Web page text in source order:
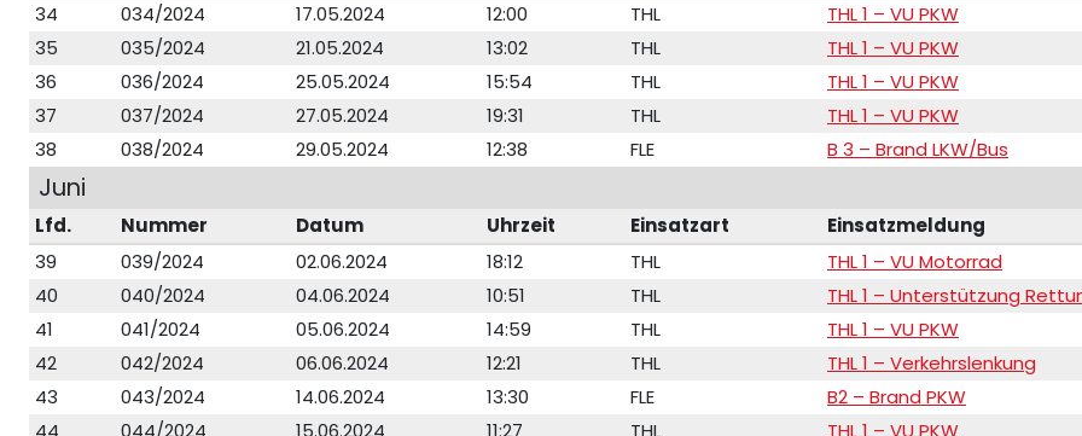
34
034/2024 17.05.2024 12:00 THL
THL 1 – VU PKW
35
035/2024 21.05.2024 13:02 THL
THL 1 – VU PKW
36
036/2024 25.05.2024 15:54 THL
THL 1 – VU PKW
37
037/2024 27.05.2024 19:31 THL
THL 1 – VU PKW
38
038/2024 29.05.2024 12:38 FLE B 3 – Brand LKW/Bus
Juni
Lfd. Nummer Datum Uhrzeit Einsatzart
Einsatzmeldung
39
039/2024 02.06.2024 18:12 THL
THL 1 – VU Motorrad
40
040/2024 04.06.2024 10:51 THL
THL 1 – Unterstützung
41
041/2024 05.06.2024 14:59 THL
THL 1 – VU PKW
42
042/2024 06.06.2024 12:21 THL
THL 1 – Verkehrslenkung
43
043/2024 14.06.2024 13:30 FLE
B2 – Brand PKW
44
044/2024 15.06.2024 11:27 THL
THL 1 – VU PKW